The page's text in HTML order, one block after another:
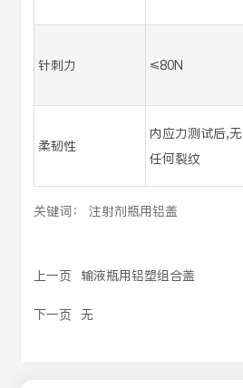
针刺力 ≤80N
柔韧性
内应力测试后,无
任何裂纹
关键词： 注射剂瓶用铝盖
上一页 输液瓶用铝塑组合盖
下一页 无